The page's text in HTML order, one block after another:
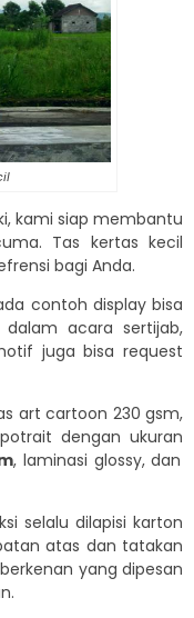
kami siap membantu
Tas kertas kecil
bagi Anda.
contoh display bisa
dalam acara sertijab,
juga bisa request
art cartoon 230 gsm,
dengan ukuran
, laminasi glossy, dan
selalu dilapisi karton
atas dan tatakan
yang dipesan